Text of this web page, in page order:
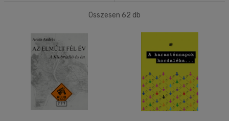
Magyar
Angol(1)
Vélemény szerint
Összesen 62 db